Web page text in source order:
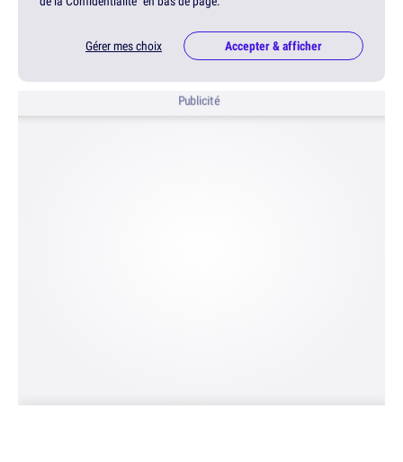
Gérer mes choix Accepter & afficher
Publicité